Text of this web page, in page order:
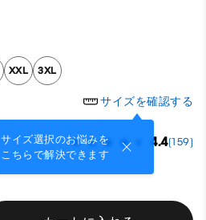
XXL 3XL
サイズを確認する
サイズ選択のお悩みを
こちらで解決できます
4.4(159)